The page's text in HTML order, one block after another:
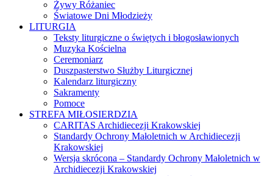
Żywy Różaniec
Światowe Dni Młodzieży
LITURGIA
Teksty liturgiczne o świętych i błogosławionych
Muzyka Kościelna
Ceremoniarz
Duszpasterstwo Służby Liturgicznej
Kalendarz liturgiczny
Sakramenty
Pomoce
STREFA MIŁOSIERDZIA
CARITAS Archidiecezji Krakowskiej
Standardy Ochrony Małoletnich w Archidiecezji
Krakowskiej
Wersja skrócona – Standardy Ochrony Małoletnich w
Archidiecezji Krakowskiej